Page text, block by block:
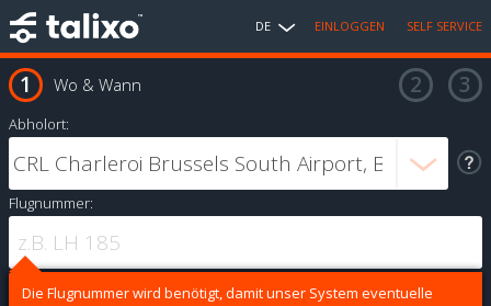
DE EINLOGGEN SELF SERVICE
Wo & Wann
Abholort:
Flugnummer:
Die Flugnummer wird benötigt, damit unser System eventuelle